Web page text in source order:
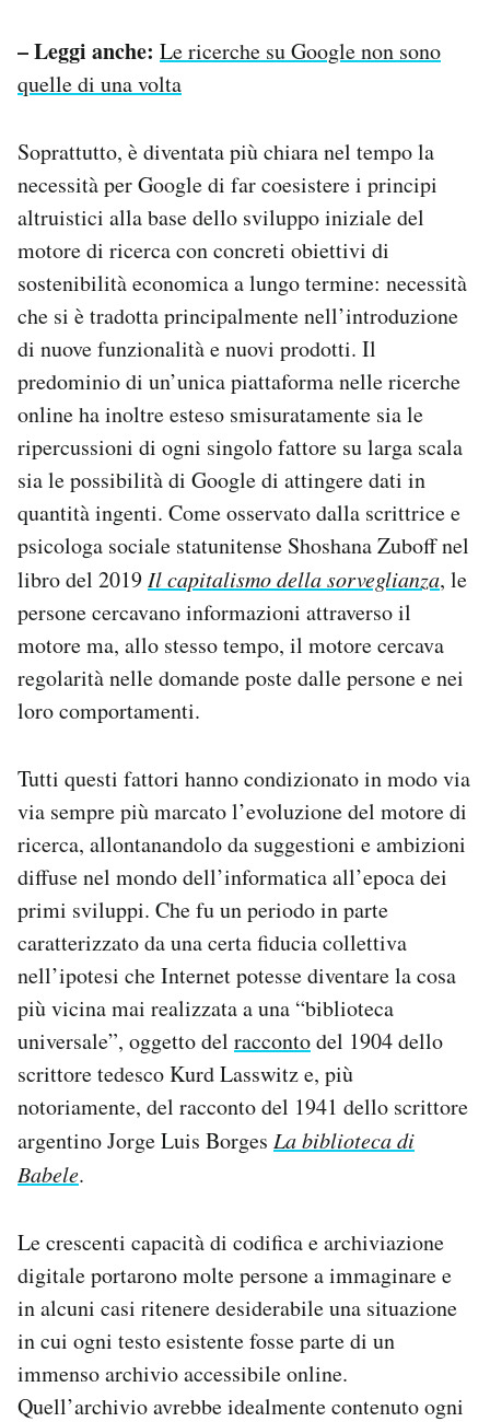
– Leggi anche: Le ricerche su Google non sono
quelle di una volta
Soprattutto, è diventata più chiara nel tempo la
necessità per Google di far coesistere i principi
altruistici alla base dello sviluppo iniziale del
motore di ricerca con concreti obiettivi di
sostenibilità economica a lungo termine: necessità
che si è tradotta principalmente nell’introduzione
di nuove funzionalità e nuovi prodotti. Il
predominio di un’unica piattaforma nelle ricerche
online ha inoltre esteso smisuratamente sia le
ripercussioni di ogni singolo fattore su larga scala
sia le possibilità di Google di attingere dati in
quantità ingenti. Come osservato dalla scrittrice e
psicologa sociale statunitense Shoshana Zuboff nel
libro del 2019Il capitalismo della sorveglianza, le
persone cercavano informazioni attraverso il
motore ma, allo stesso tempo, il motore cercava
regolarità nelle domande poste dalle persone e nei
loro comportamenti.
Tutti questi fattori hanno condizionato in modo via
via sempre più marcato l’evoluzione del motore di
ricerca, allontanandolo da suggestioni e ambizioni
diffuse nel mondo dell’informatica all’epoca dei
primi sviluppi. Che fu un periodo in parte
caratterizzato da una certa fiducia collettiva
nell’ipotesi che Internet potesse diventare la cosa
più vicina mai realizzata a una “biblioteca
universale”, oggetto del raccontodel 1904 dello
scrittore tedesco Kurd Lasswitz e, più
notoriamente, del racconto del 1941 dello scrittore
argentino Jorge Luis Borges La biblioteca di
Babele.
Le crescenti capacità di codifica e archiviazione
digitale portarono molte persone a immaginare e
in alcuni casi ritenere desiderabile una situazione
in cui ogni testo esistente fosse parte di un
immenso archivio accessibile online.
Quell’archivio avrebbe idealmente contenuto ogni